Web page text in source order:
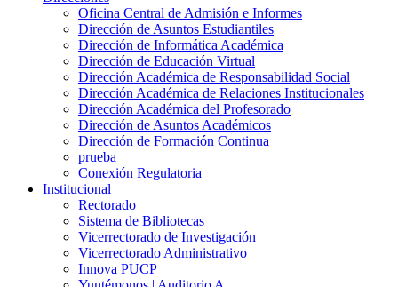
Oficina Central de Admisión e Informes
Dirección de Asuntos Estudiantiles
Dirección de Informática Académica
Dirección de Educación Virtual
Dirección Académica de Responsabilidad Social
Dirección Académica de Relaciones Institucionales
Dirección Académica del Profesorado
Dirección de Asuntos Académicos
Dirección de Formación Continua
prueba
Conexión Regulatoria
Institucional
Rectorado
Sistema de Bibliotecas
Vicerrectorado de Investigación
Vicerrectorado Administrativo
Innova PUCP